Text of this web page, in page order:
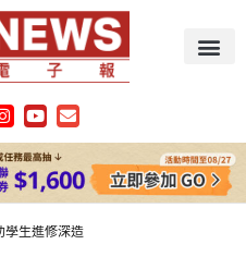
學生進修深造